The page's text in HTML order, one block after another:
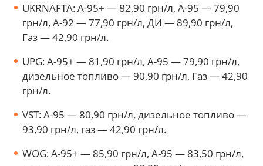
UKRNAFTA: А-95+ — 82,90 грн/л, А-95 — 79,90
грн/л, А-92 — 77,90 грн/л, ДИ — 89,90 грн/л,
Газ — 42,90 грн/л.
UPG: А-95+ — 81,90 грн/л, А-95 — 79,90 грн/л,
дизельное топливо — 90,90 грн/л, Газ — 42,90
грн/л.
VST: А-95 — 80,90 грн/л, дизельное топливо —
93,90 грн/л, газ — 42,90 грн/л.
WOG: А-95+ — 85,90 грн/л, А-95 — 83,50 грн/л,